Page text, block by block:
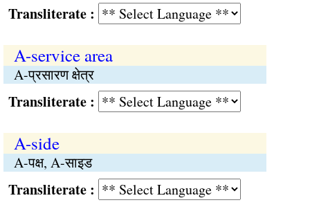
:
A-service area
A-प्रसारण क्षेत्र
:
A-side
A-पक्ष, A-साइड
: